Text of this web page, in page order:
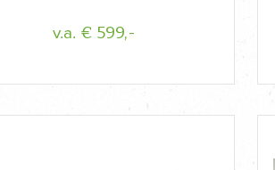
v.a. € 599,-